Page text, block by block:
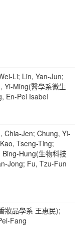
Li; Lin, Yan-Jun;
Yi-Ming(醫學系微生
En-Pei Isabel
Chia-Jen; Chung, Yi-
Tseng-Ting;
Hung(生物科技
Jong; Fu, Tzu-Fun
妝品學系 王惠民);
Fang